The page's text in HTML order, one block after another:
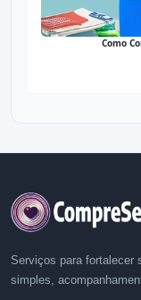
Como
Serviços para fortalecer
simples,